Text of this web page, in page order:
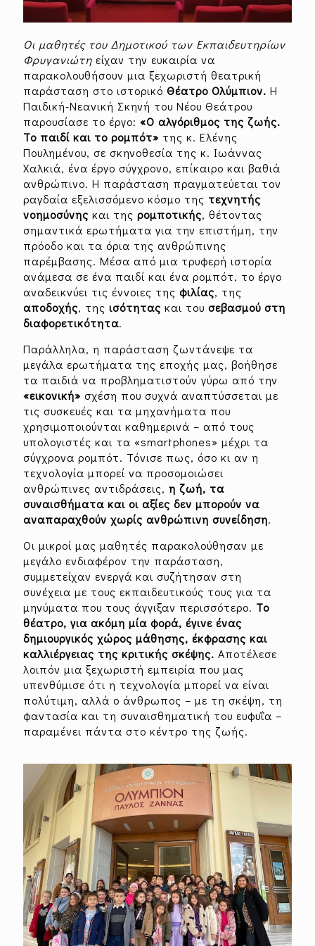
Οι μαθητές του Δημοτικού των Εκπαιδευτηρίων
Φρυγανιώτη είχαν την ευκαιρία να
παρακολουθήσουν μια ξεχωριστή θεατρική
παράσταση στο ιστορικό Θέατρο Ολύμπιον. Η
Παιδική-Νεανική Σκηνή του Νέου Θεάτρου
παρουσίασε το έργο: «Ο αλγόριθμος της ζωής.
Το παιδί και το ρομπότ» της κ. Ελένης
Πουλημένου, σε σκηνοθεσία της κ. Ιωάννας
Χαλκιά, ένα έργο σύγχρονο, επίκαιρο και βαθιά
ανθρώπινο. Η παράσταση πραγματεύεται τον
ραγδαία εξελισσόμενο κόσμο της τεχνητής
νοημοσύνης και της ρομποτικής, θέτοντας
σημαντικά ερωτήματα για την επιστήμη, την
πρόοδο και τα όρια της ανθρώπινης
παρέμβασης. Μέσα από μια τρυφερή ιστορία
ανάμεσα σε ένα παιδί και ένα ρομπότ, το έργο
αναδεικνύει τις έννοιες της φιλίας, της
αποδοχής, της ισότητας και του σεβασμού στη
διαφορετικότητα.
Παράλληλα, η παράσταση ζωντάνεψε τα
μεγάλα ερωτήματα της εποχής μας, βοήθησε
τα παιδιά να προβληματιστούν γύρω από την
«εικονική» σχέση που συχνά αναπτύσσεται με
τις συσκευές και τα μηχανήματα που
χρησιμοποιούνται καθημερινά – από τους
υπολογιστές και τα «smartphones» μέχρι τα
σύγχρονα ρομπότ. Τόνισε πως, όσο κι αν η
τεχνολογία μπορεί να προσομοιώσει
ανθρώπινες αντιδράσεις, η ζωή, τα
συναισθήματα και οι αξίες δεν μπορούν να
αναπαραχθούν χωρίς ανθρώπινη συνείδηση.
Οι μικροί μας μαθητές παρακολούθησαν με
μεγάλο ενδιαφέρον την παράσταση,
συμμετείχαν ενεργά και συζήτησαν στη
συνέχεια με τους εκπαιδευτικούς τους για τα
μηνύματα που τους άγγιξαν περισσότερο. Το
θέατρο, για ακόμη μία φορά, έγινε ένας
δημιουργικός χώρος μάθησης, έκφρασης και
καλλιέργειας της κριτικής σκέψης. Αποτέλεσε
λοιπόν μια ξεχωριστή εμπειρία που μας
υπενθύμισε ότι η τεχνολογία μπορεί να είναι
πολύτιμη, αλλά ο άνθρωπος – με τη σκέψη, τη
φαντασία και τη συναισθηματική του ευφυΐα –
παραμένει πάντα στο κέντρο της ζωής.